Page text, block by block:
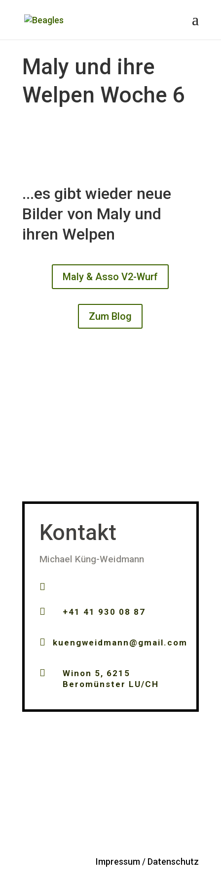
Maly und ihre
Welpen Woche 6
...es gibt wieder neue
Bilder von Maly und
ihren Welpen
Maly & Asso V2-Wurf
Zum Blog
Kontakt
Michael Küng-Weidmann

 +41 41 930 08 87
 kuengweidmann@gmail.com

Winon 5, 6215
Beromünster LU/CH
Impressum / Datenschutz